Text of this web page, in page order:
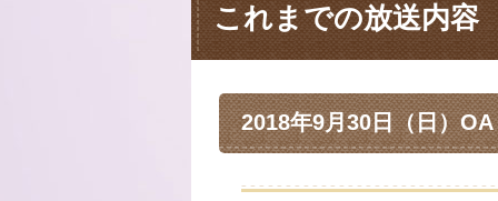
これまでの放送内容
2018年9月30日（日）OA